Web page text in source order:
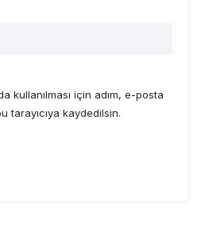
kullanılması için adım, e-posta
tarayıcıya kaydedilsin.